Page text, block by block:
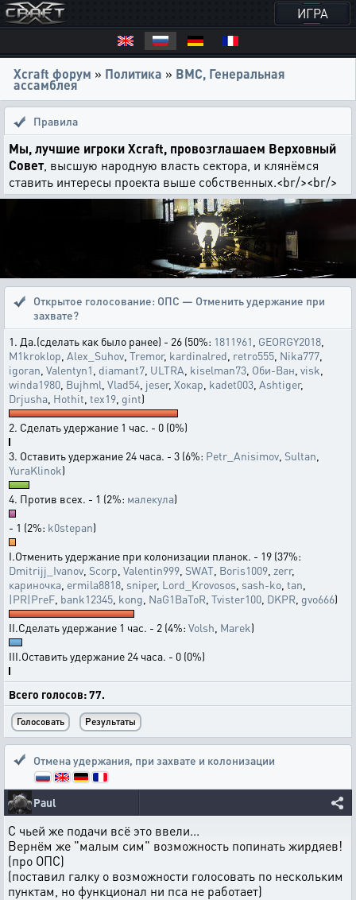
ИГРА
Xcraft форум » Политика » ВМС, Генеральная
ассамблея
Правила
Мы, лучшие игроки Xcraft, провозглашаем Верховный
Совет, высшую народную власть сектора, и клянёмся
ставить интересы проекта выше собственных.<br/><br/>
Открытое голосование: ОПС — Отменить удержание при
захвате?
1. Да.(сделать как было ранее) - 26 (50%: 1811961 GEORGY2018
M1kroklop Alex_Suhov Tremor, kardinalred retro555 Nika777
igoran Valentyn1 diamant7 ULTRA kiselman73 Оби-Ван visk
winda1980 Bujhml Vlad54 jeser, Хокар kadet003 Ashtiger,
Drjusha Hothit tex19 gint)
2. Сделать удержание 1 час. - 0 (0%)
3. Оставить удержание 24 часа. - 3 (6%: Petr_Anisimov Sultan
YuraKlinok)
4. Против всех. - 1 (2%: малекула)
- 1 (2%: k0stepan)
I.Отменить удержание при колонизации планок. - 19 (37%:
Dmitrijj_Ivanov Scorp Valentin999 SWAT Boris1009 zerr,
кариночка ermila8818 sniper, Lord_Krovosos sash-ko tan
|PR|PreF bank12345 kong NaG1BaToR Tvister100 DKPR gvo666)
II.Сделать удержание 1 час. - 2 (4%: Volsh Marek)
III.Оставить удержание 24 часа. - 0 (0%)
Всего голосов: 77.
Отмена удержания, при захвате и колонизации
Paul
С чьей же подачи всё это ввели...
Вернём же "малым сим" возможность попинать жирдяев!
(про ОПС)
(поставил галку о возможности голосовать по нескольким
пунктам, но функционал ни пса не работает)